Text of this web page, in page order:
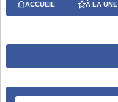
ACCUEIL À LA UNE